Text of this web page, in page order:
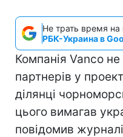
Не трать время на
РБК-Украина в
Компанія Vanco
партнерів у
ділянці
цього вимагав
повідомив